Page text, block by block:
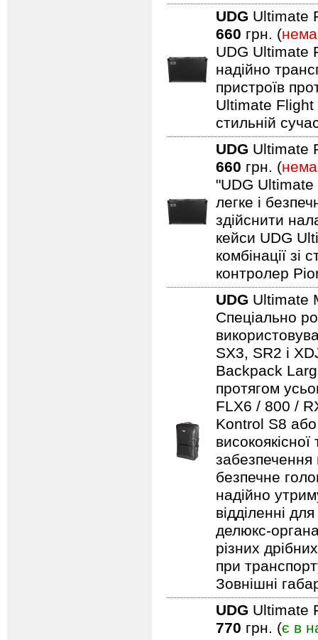
UDG Ultimate
660 грн. (
UDG Ultimate
надійно
пристроїв
Ultimate Flight
стильній
UDG Ultimate
660 грн. (
"UDG
легке і
здійснити
кейси UDG
комбінації
контролер
UDG Ultimate
Спеціально
SX3, SR2 і
Backpack
протягом
FLX6 / 800 /
Kontrol S8 або
забезпечення
безпечне
надійно
відділенні
делюкс-
різних
при
Зовнішні
UDG Ultimate
770 грн. (є в